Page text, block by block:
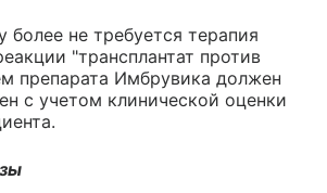
более не требуется терапия
"трансплантат против
препарата Имбрувика должен
с учетом клинической оценки